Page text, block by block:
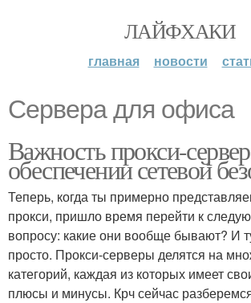
ЛАЙФХАКИ
главная новости
Сервера для офиса
Важность прокси-
обеспечении сетевой
Теперь, когда ты примерно
прокси, пришло время перейти к
вопросу: какие они вообще бывают? И
просто. Прокси‑серверы делятся на
категорий, каждая из которых имеет
плюсы и минусы. Крч сейчас